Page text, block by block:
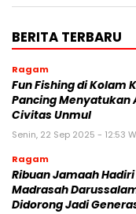
BERITA TERBARU
Ragam
Fun Fishing di Kolam
Pancing Menyatukan
Civitas Unmul
Senin, 22 Sep 2025 - 12:53
Ragam
Ribuan Jamaah
Madrasah
Didorong Jadi